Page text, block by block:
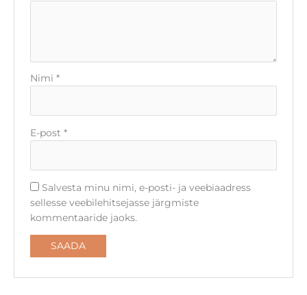
Nimi *
E-post *
Salvesta minu nimi, e-posti- ja veebiaadress
sellesse veebilehitsejasse järgmiste
kommentaaride jaoks.